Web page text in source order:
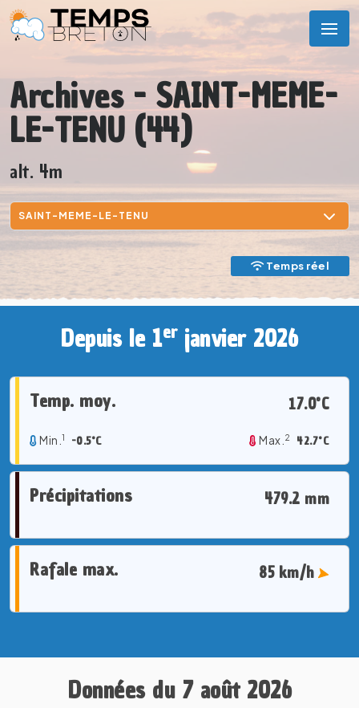
Archives - SAINT-MEME-
LE-TENU (44)
alt. 4m
Temps réel
Depuis le 1erjanvier 2026
Temp. moy. 17.0°C
Min. 1 -0.5°C Max. 2 42.7°C
Précipitations 479.2 mm
Rafale max. 85 km/h
Données du 7 août 2026